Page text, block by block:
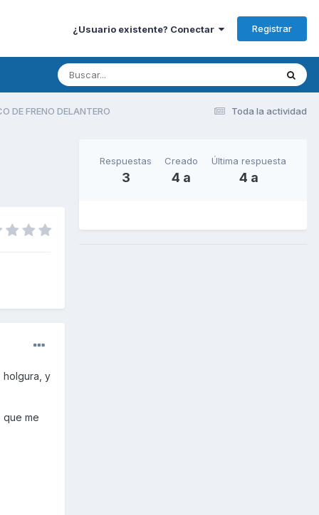
¿Usuario existente? Conectar Registrar
Toda la actividad
DE FRENO DELANTERO
holgura, y
que me
Respuestas
3
Creado
4 a
Última respuesta
4 a